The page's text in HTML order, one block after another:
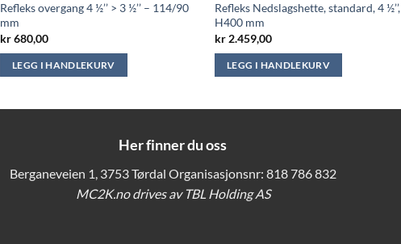
Refleks overgang 4 ½’’ > 3 ½’’ – 114/90
mm
kr680,00
LEGG I HANDLEKURV
Refleks Nedslagshette, standard, 4 ½’’,
H400 mm
kr 2.459,00
LEGG I HANDLEKURV
Her finner du oss
Berganeveien 1, 3753 Tørdal Organisasjonsnr: 818 786 832
MC2K.no drives av TBL Holding AS